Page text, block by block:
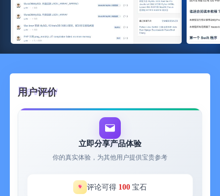
用户评价
立即分享产品体验
你的真实体验，为其他用户提供宝贵参考
评论可得 100 宝石